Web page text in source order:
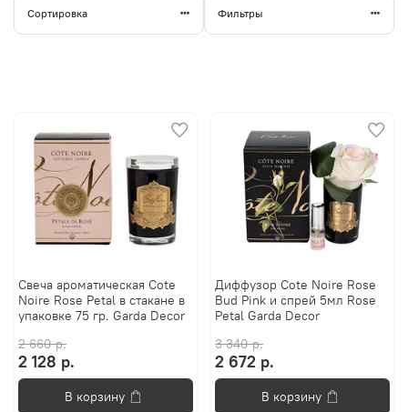
Сортировка Фильтры
Свеча ароматическая Cote
Noire Rose Petal в стакане в
упаковке 75 гр. Garda Decor
2 660 р.
2 128 р.
В корзину
Диффузор Cote Noire Rose
Bud Pink и спрей 5мл Rose
Petal Garda Decor
3 340 р.
2 672 р.
В корзину